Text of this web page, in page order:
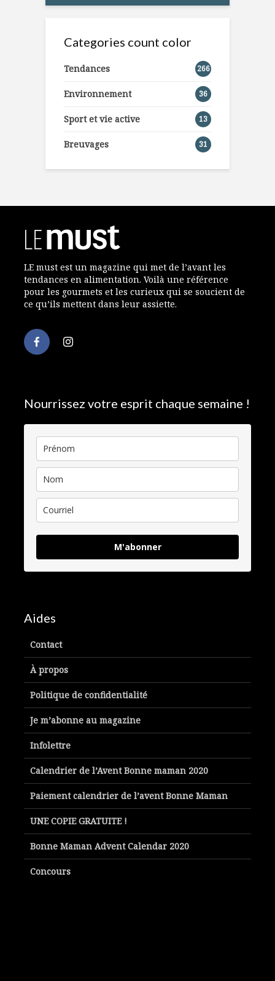
Categories count color
Tendances 266
Environnement 36
Sport et vie active 13
Breuvages 31
LE must est un magazine qui met de l’avant les
tendances en alimentation. Voilà une référence
pour les gourmets et les curieux qui se soucient de
ce qu’ils mettent dans leur assiette.
Nourrissez votre esprit chaque semaine !
M'abonner
Aides
Contact
À propos
Politique de confidentialité
Je m’abonne au magazine
Infolettre
Calendrier de l’Avent Bonne maman 2020
Paiement calendrier de l’avent Bonne Maman
UNE COPIE GRATUITE !
Bonne Maman Advent Calendar 2020
Concours